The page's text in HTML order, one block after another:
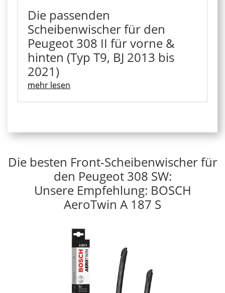
Die passenden
Scheibenwischer für den
Peugeot 308 II für vorne &
hinten (Typ T9, BJ 2013 bis
2021)
mehr lesen
Die besten Front-Scheibenwischer für
den Peugeot 308 SW:
Unsere Empfehlung: BOSCH
AeroTwin A 187 S